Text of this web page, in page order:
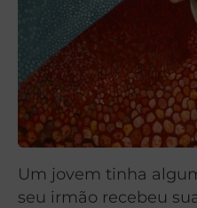
Um jovem tinha
seu irmão recebeu